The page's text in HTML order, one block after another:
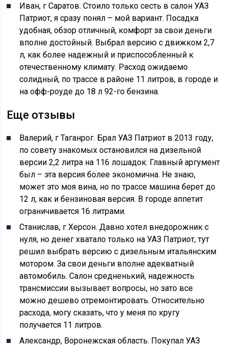
Иван, г Саратов. Стоило только сесть в салон УАЗ
Патриот, я сразу понял – мой вариант. Посадка
удобная, обзор отличный, комфорт за свои деньги
вполне достойный. Выбрал версию с движком 2,7
л, как более надежный и приспособленный к
отечественному климату. Расход ожидаемо
солидный, по трассе в районе 11 литров, в городе и
на офф-роуде до 18 л 92-го бензина.
Еще отзывы
Валерий, г Таганрог. Брал УАЗ Патриот в 2013 году,
по совету знакомых остановился на дизельной
версии 2,2 литра на 116 лошадок. Главный аргумент
был – эта версия более экономична. Не знаю,
может это моя вина, но по трассе машина берет до
12 л, как и бензиновая версия. В городе аппетит
ограничивается 16 литрами.
Станислав, г Херсон. Давно хотел внедорожник с
нуля, но денег хватало только на УАЗ Патриот, тут
решил выбрать версию с дизельным итальянским
мотором. За свои деньги вполне адекватный
автомобиль. Салон средненький, надежность
трансмиссии вызывает вопросы, но зато все
можно дешево отремонтировать. Относительно
расхода, могу сказать, что у меня по кругу
получается 11 литров.
Александр, Воронежская область. Покупал УАЗ